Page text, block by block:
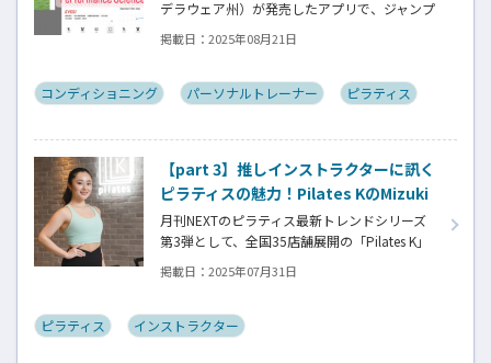
デラウェア州）が発売したアプリで、ジャンプ
力・敏捷性・反応速度・視覚機能・脳疲労・
睡眠・運動負荷といった身体と認知のパフォ
定・分析できる新サービス「モバイルパフォ
掲載日： 2025年08月21日
コンディショニング パーソナルトレーナー ピラティス
【part 3】推しインストラクターに訊く
ピラティスの魅力！Pilates KのMizuki
さん
月刊NEXTのピラティス最新トレンドシリーズ
第3弾として、全国35店舗展開の「Pilates K」
に注目。西海岸風の洗練空間で音楽とともに
楽しむ新感覚ピラティスの魅力を、新卒入社か
ントレーナー・Mizukiさんの体験談とともに紹
掲載日： 2025年07月31日
ピラティス インストラクター